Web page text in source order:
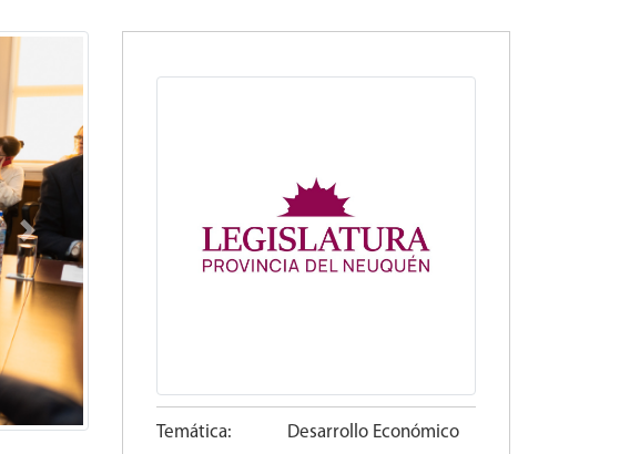
Next
Temática: Desarrollo Económico